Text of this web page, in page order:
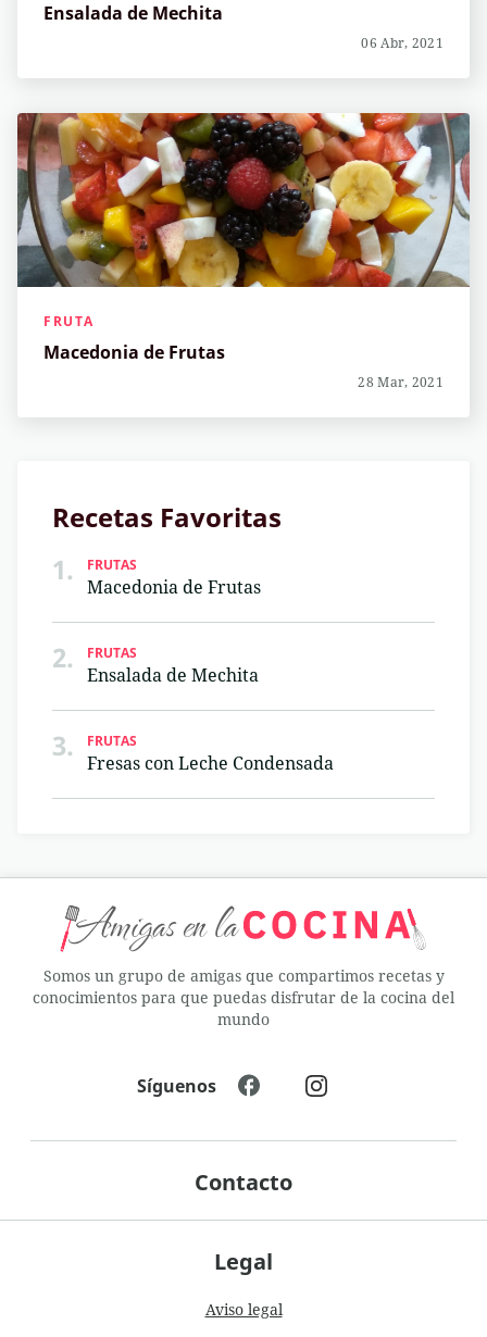
Ensalada de Mechita
06 Abr, 2021
FRUTA
Macedonia de Frutas
28 Mar, 2021
Recetas Favoritas
1.
FRUTAS
Macedonia de Frutas
2. FRUTAS
Ensalada de Mechita
3. FRUTAS
Fresas con Leche Condensada
Somos un grupo de amigas que compartimos recetas y
conocimientos para que puedas disfrutar de la cocina del
mundo
Legal
Aviso legal
Contacto
Síguenos